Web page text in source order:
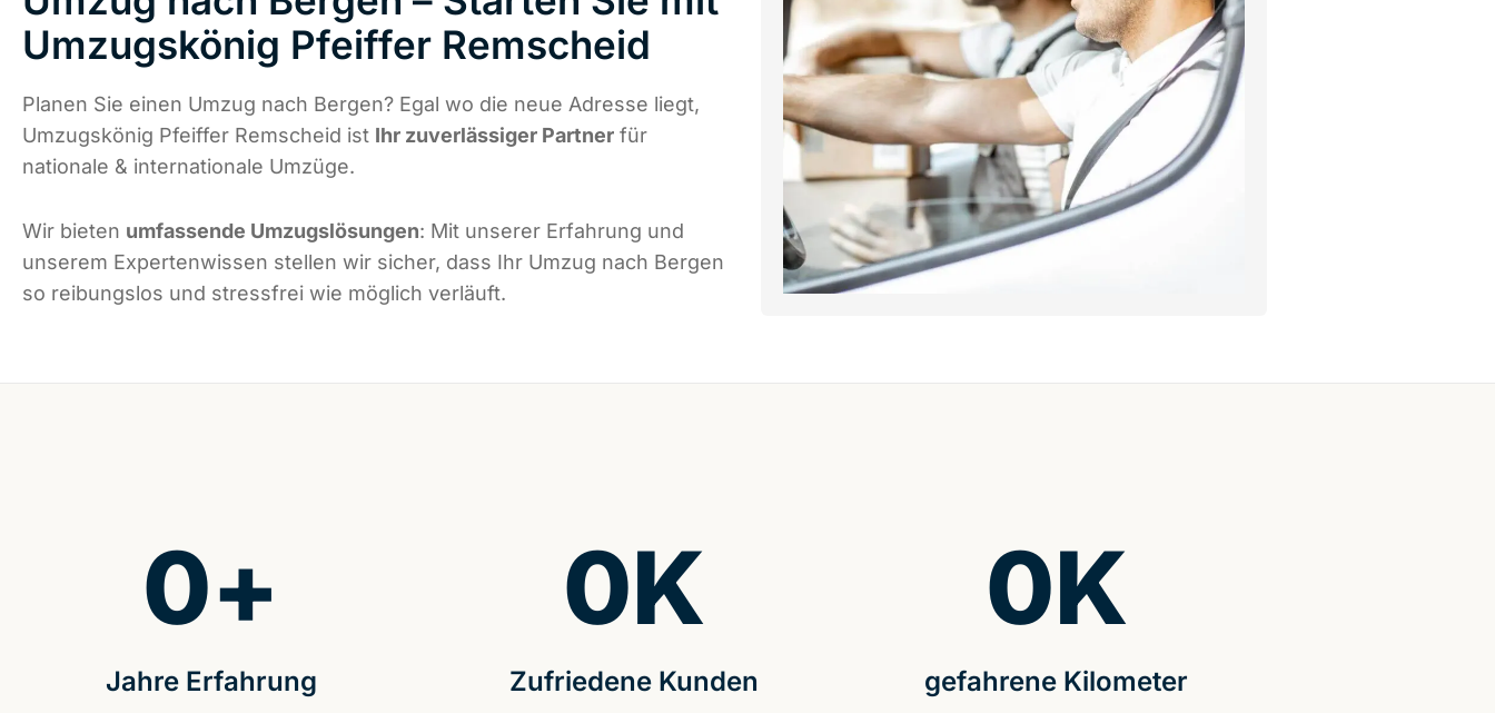
Umzugskönig Pfeiffer Remscheid
Planen Sie einen Umzug nach Bergen? Egal wo die neue Adresse liegt,
Umzugskönig Pfeiffer Remscheid ist Ihr zuverlässiger Partner für
nationale & internationale Umzüge.
Wir bieten umfassende Umzugslösungen: Mit unserer Erfahrung und
unserem Expertenwissen stellen wir sicher, dass Ihr Umzug nach Bergen
so reibungslos und stressfrei wie möglich verläuft.
Jahre Erfahrung
0+
Zufriedene Kunden
0K
gefahrene Kilometer
0K